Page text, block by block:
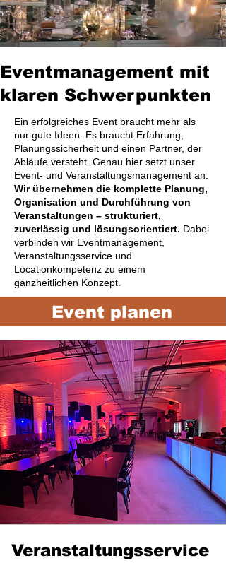
Eventmanagement mit
klaren Schwerpunkten
Ein erfolgreiches Event braucht mehr als
nur gute Ideen. Es braucht Erfahrung,
Planungssicherheit und einen Partner, der
Abläufe versteht. Genau hier setzt unser
Event- und Veranstaltungsmanagement an.
Wir übernehmen die komplette Planung,
Organisation und Durchführung von
Veranstaltungen – strukturiert,
zuverlässig und lösungsorientiert. Dabei
verbinden wir Eventmanagement,
Veranstaltungsservice und
Locationkompetenz zu einem
ganzheitlichen Konzept.
Event planen
Veranstaltungsservice